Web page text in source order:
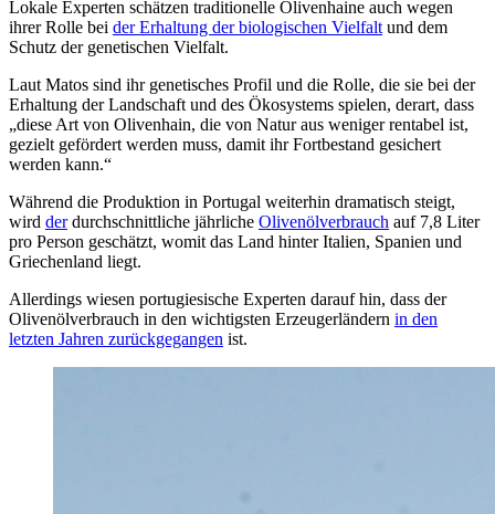
Lokale Experten schätzen traditionelle Olivenhaine auch wegen
ihrer Rolle bei der Erhaltung der biologischen Vielfalt und dem
Schutz der genetischen Vielfalt.
Laut Matos sind ihr genetisches Profil und die Rolle, die sie bei der
Erhaltung der Landschaft und des Ökosystems spielen, derart, dass
„diese Art von Olivenhain, die von Natur aus weniger rentabel ist,
gezielt gefördert werden muss, damit ihr Fortbestand gesichert
werden kann.“
Während die Produktion in Portugal weiterhin dramatisch steigt,
wird derdurchschnittliche jährliche Olivenölverbrauch auf 7,8 Liter
pro Person geschätzt, womit das Land hinter Italien, Spanien und
Griechenland liegt.
Allerdings wiesen portugiesische Experten darauf hin, dass der
Olivenölverbrauch in den wichtigsten Erzeugerländern in den
letzten Jahren zurückgegangen ist.